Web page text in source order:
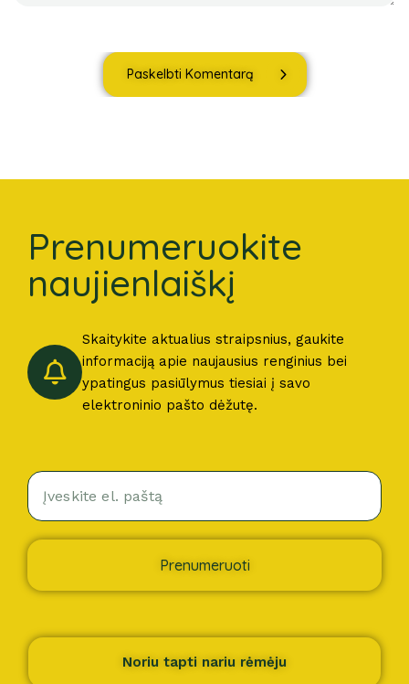
Paskelbti Komentarą
Prenumeruokite
naujienlaiškį
Skaitykite aktualius straipsnius, gaukite
informaciją apie naujausius renginius bei
ypatingus pasiūlymus tiesiai į savo
elektroninio pašto dėžutę.
Prenumeruoti
Noriu tapti nariu rėmėju